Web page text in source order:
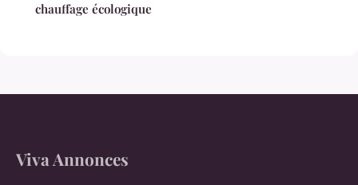
chauffage écologique
Viva Annonces